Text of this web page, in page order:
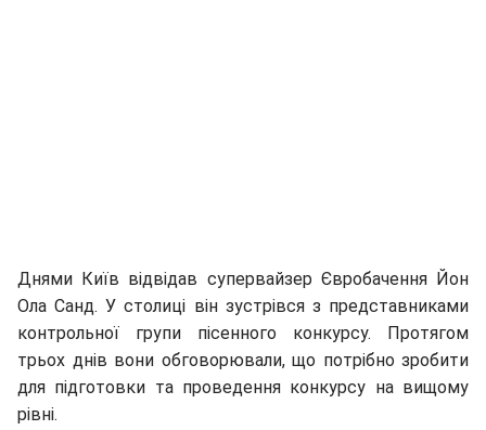
Днями Київ відвідав супервайзер Євробачення Йон
Ола Санд. У столиці він зустрівся з представниками
контрольної групи пісенного конкурсу. Протягом
трьох днів вони обговорювали, що потрібно зробити
для підготовки та проведення конкурсу на вищому
рівні.